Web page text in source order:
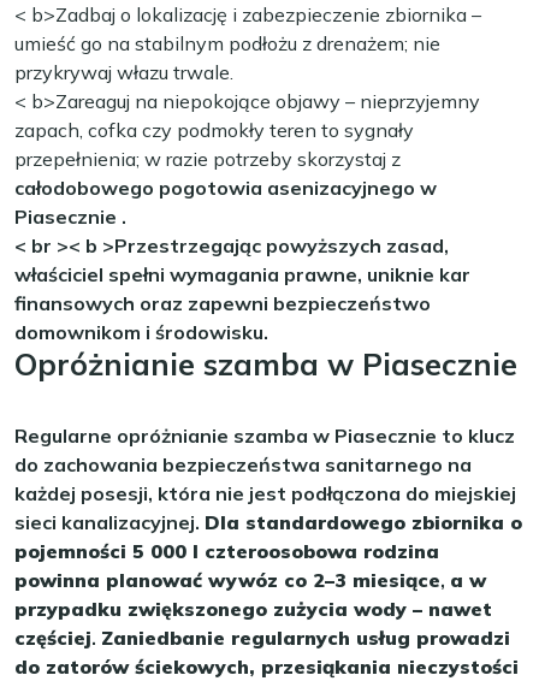
< b>Zadbaj o lokalizację i zabezpieczenie zbiornika –
umieść go na stabilnym podłożu z drenażem; nie
przykrywaj włazu trwale.
< b>Zareaguj na niepokojące objawy – nieprzyjemny
zapach, cofka czy podmokły teren to sygnały
przepełnienia; w razie potrzeby skorzystaj z
całodobowego pogotowia asenizacyjnego w
Piasecznie .
< br >< b >Przestrzegając powyższych zasad,
właściciel spełni wymagania prawne, uniknie kar
finansowych oraz zapewni bezpieczeństwo
domownikom i środowisku.
Opróżnianie szamba w Piasecznie
Regularne opróżnianie szamba w Piasecznie to klucz
do zachowania bezpieczeństwa sanitarnego na
każdej posesji, która nie jest podłączona do miejskiej
sieci kanalizacyjnej. Dla standardowego zbiornika o
pojemności 5 000 l czteroosobowa rodzina
powinna planować wywóz co 2–3 miesiące, a w
przypadku zwiększonego zużycia wody – nawet
częściej. Zaniedbanie regularnych usług prowadzi
do zatorów ściekowych, przesiąkania nieczystości